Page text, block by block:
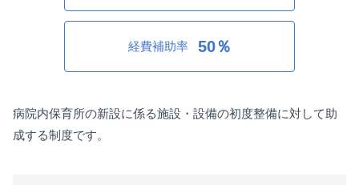
経費補助率 50％
病院内保育所の新設に係る施設・設備の初度整備に対して助
成する制度です。